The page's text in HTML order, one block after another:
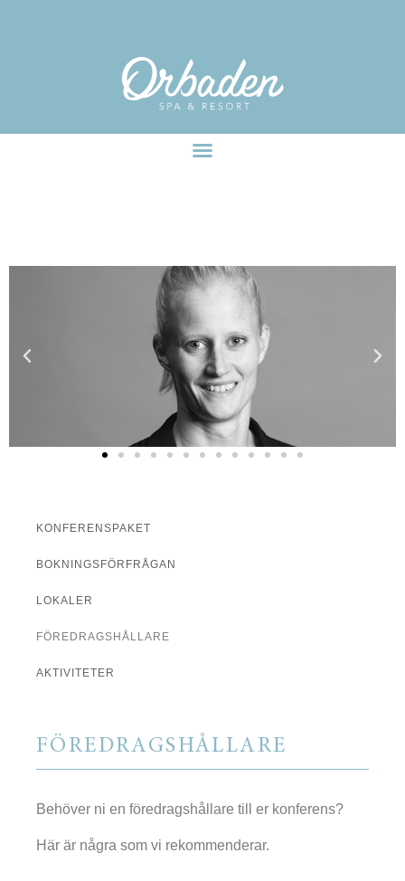
KONFERENSPAKET
BOKNINGSFÖRFRÅGAN
LOKALER
FÖREDRAGSHÅLLARE
AKTIVITETER
FÖREDRAGSHÅLLARE
Behöver ni en föredragshållare till er konferens?
Här är några som vi rekommenderar.